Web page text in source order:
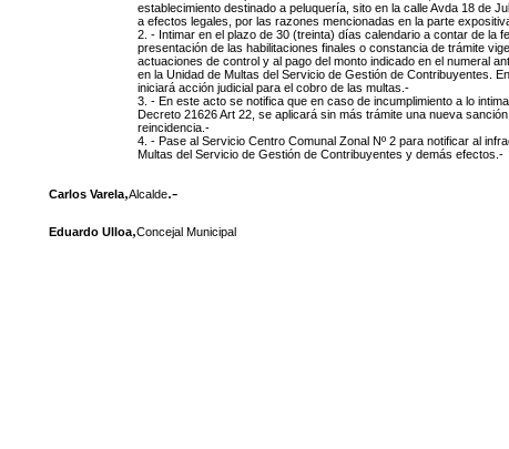
establecimiento destinado a peluquería, sito en la calle Avda 18 de
a efectos legales, por las razones mencionadas en la parte
2. - Intimar en el plazo de 30 (treinta) días calendario a contar de la
presentación de las habilitaciones finales o constancia de trámite
actuaciones de control y al pago del monto indicado en el numeral
en la Unidad de Multas del Servicio de Gestión de Contribuyentes.
iniciará acción judicial para el cobro de las multas.-
3. - En este acto se notifica que en caso de incumplimiento a lo
Decreto 21626 Art 22, se aplicará sin más trámite una nueva
reincidencia.-
4. - Pase al Servicio Centro Comunal Zonal Nº 2 para notificar al
Multas del Servicio de Gestión de Contribuyentes y demás efectos.-
Carlos Varela,Alcalde.-
Eduardo Ulloa,Concejal Municipal